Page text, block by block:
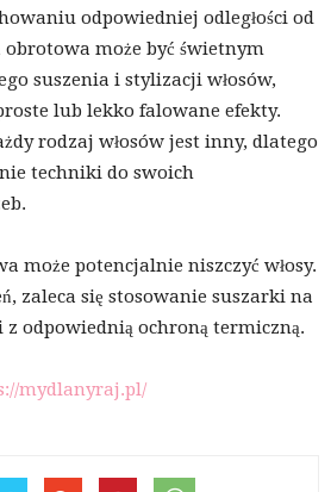
odpowiedniej odległości od
obrotowa może być świetnym
suszenia i stylizacji włosów,
lub lekko falowane efekty.
rodzaj włosów jest inny, dlatego
techniki do swoich
może potencjalnie niszczyć włosy.
zaleca się stosowanie suszarki na
odpowiednią ochroną termiczną.
mydlanyraj.pl/